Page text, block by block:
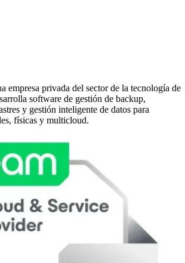
empresa privada del sector de la tecnología de
software de gestión de backup,
y gestión inteligente de datos para
físicas y multicloud.​​